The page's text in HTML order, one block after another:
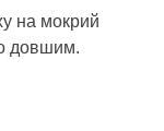
на мокрий
довшим.